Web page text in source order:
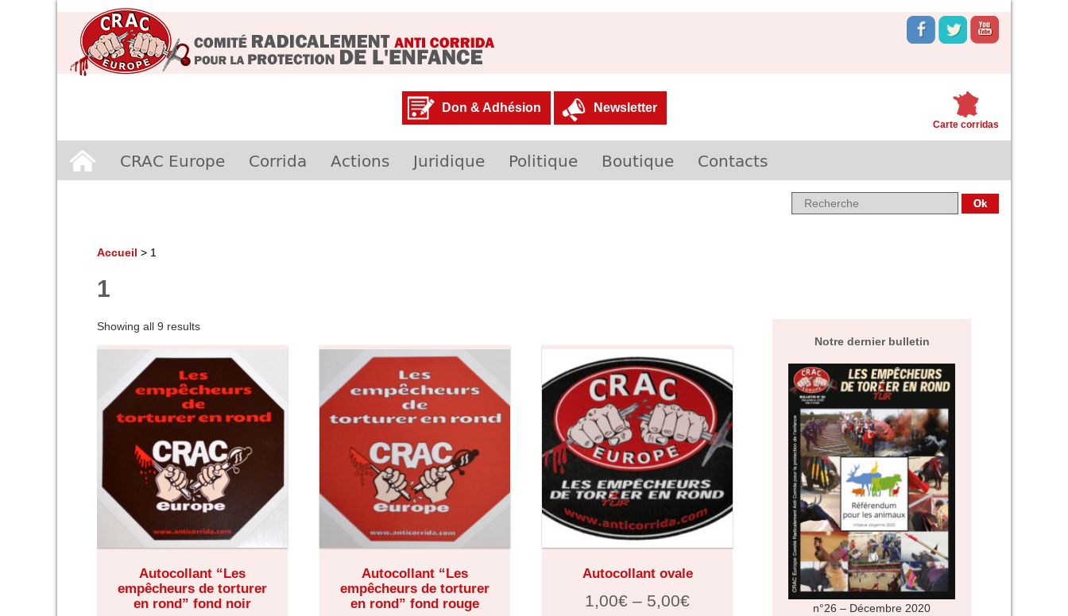
Don & Adhésion Newsletter
Carte corridas
Aller
au
CRAC Europe Corrida Actions Juridique Politique Boutique Contacts
Accueil > 1
1
Showing all 9 results
Autocollant “Les
empêcheurs de torturer
en rond” fond noir
Autocollant “Les
empêcheurs de torturer
en rond” fond rouge
Autocollant ovale
1,00€ – 5,00€
Notre dernier bulletin
n°26 – Décembre 2020